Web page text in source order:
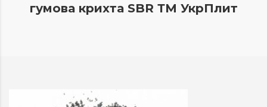
гумова крихта SBR ТМ УкрПлит